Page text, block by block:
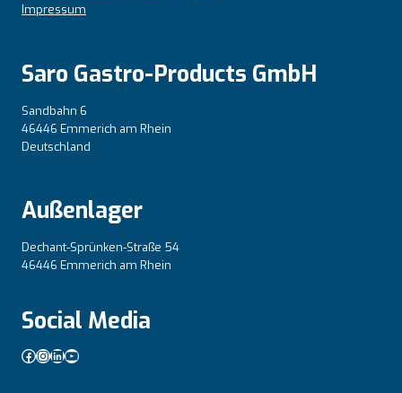
Impressum
Saro Gastro-Products GmbH
Sandbahn 6
46446 Emmerich am Rhein
Deutschland
Außenlager
Dechant-Sprünken-Straße 54
46446 Emmerich am Rhein
Social Media
Facebook
Instagram
LinkedIn
YouTube